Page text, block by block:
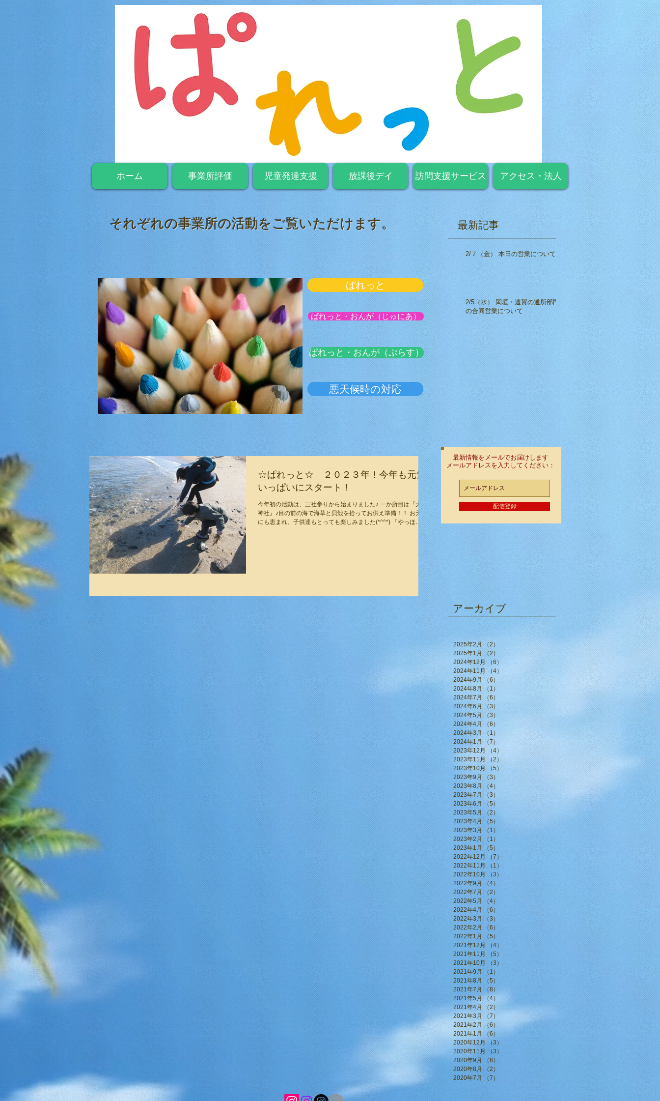
ホーム 事業所評価 児童発達支援 放課後デイ 訪問支援サービス アクセス・法人
​それぞれの事業所の活動をご覧いただけます。 ​最新記事
ぱれっと
ぱれっと・おんが（じゅにあ）
ぱれっと・おんが（ぷらす）
悪天候時の対応
2/７（金） 本日の営業について
2/5（水） 岡垣・遠賀の通所部門
の合同営業について
☆ぱれっと☆ ２０２３年！今年も元気
いっぱいにスタート！
今年初の活動は、三社参りから始まりました♪ 一か所目は『大原
神社』♪目の前の海で海草と貝殻を拾ってお供え準備！！ お天気
にも恵まれ、子供達もとっても楽しみました(*^^*) 「やっほ
ー！」 １月７日は『七草粥の日』 子供たちとクッキング♪茶碗蒸
最新情報をメールでお届けします
メールアドレスを入力してください：
配信登録
アーカイブ
2025年2月 （2） 2件の記事
2025年1月 （2）
2件の記事
2024年12月 （6）6件の記事
2024年11月 （4） 4件の記事
2024年9月 （6） 6件の記事
2024年8月
（1） 1件の記事
2024年7月 （6） 6件の記事
2024年6月
（3） 3件の記事
2024年5月
（3） 3件の記事
2024年4月 （6） 6件の記事
2024年3月 （1） 1件の記事
2024年1月 （7） 7件の記事
2023年12月 （4） 4件の記事
2023年11月 （2）2件の記事
2023年10月 （5） 5件の記事
2023年9月
（3） 3件の記事
2023年8月
（4）
4件の記事
2023年7月
（3）
3件の記事
2023年6月 （5） 5件の記事
2023年5月
（2） 2件の記事
2023年4月
（5） 5件の記事
2023年3月 （1）
1件の記事
2023年2月
（1） 1件の記事
2023年1月 （5） 5件の記事
2022年12月 （7） 7件の記事
2022年11月 （1） 1件の記事
2022年10月 （3） 3件の記事
2022年9月
（4）
4件の記事
2022年7月
（2） 2件の記事
2022年5月
（4） 4件の記事
2022年4月
（6）
6件の記事
2022年3月
（3）
3件の記事
2022年2月 （6） 6件の記事
2022年1月 （5） 5件の記事
2021年12月 （4） 4件の記事
2021年11月 （5）
5件の記事
2021年10月 （3） 3件の記事
2021年9月
（1）
1件の記事
2021年8月 （5） 5件の記事
2021年7月
（8） 8件の記事
2021年5月
（4） 4件の記事
2021年4月
（2） 2件の記事
2021年3月
（7） 7件の記事
2021年2月
（6） 6件の記事
2021年1月 （6）
6件の記事
2020年12月 （3） 3件の記事
2020年11月 （3） 3件の記事
2020年9月 （8） 8件の記事
2020年8月
（2） 2件の記事
2020年7月
（7） 7件の記事